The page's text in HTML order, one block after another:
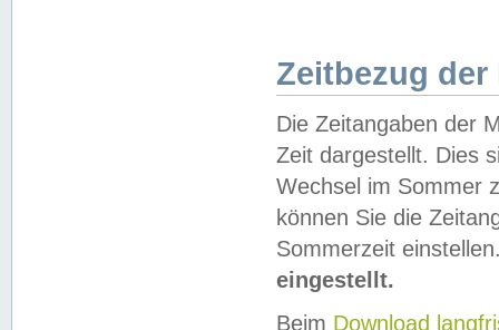
Zeitbezug der
Die Zeitangaben der
Zeit dargestellt. Dies
Wechsel im Sommer
können Sie die
Sommerzeit
eingestellt.
Beim Download